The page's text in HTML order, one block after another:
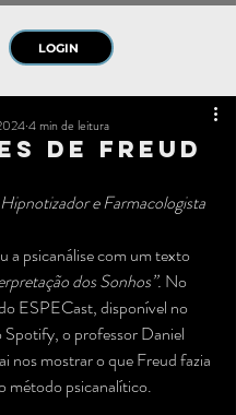
LOGIN
de Freud
4 min de leitura
e Farmacologista
a psicanálise com um texto
dos Sonhos”. No
ESPECast, disponível no
Spotify, o professor Daniel
nos mostrar o que Freud fazia
método psicanalítico.